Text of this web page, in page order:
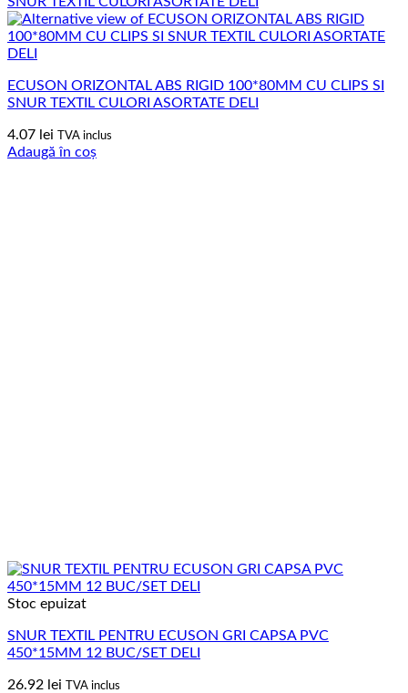
ECUSON ORIZONTAL ABS RIGID 100*80MM CU CLIPS SI
SNUR TEXTIL CULORI ASORTATE DELI
4.07 lei TVA inclus
Adaugă în coș
Stoc epuizat
SNUR TEXTIL PENTRU ECUSON GRI CAPSA PVC
450*15MM 12 BUC/SET DELI
26.92 lei TVA inclus